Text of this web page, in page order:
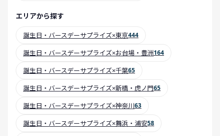
エリアから探す
誕生日・バースデーサプライズ×東京444
誕生日・バースデーサプライズ×お台場・豊洲164
誕生日・バースデーサプライズ×千葉65
誕生日・バースデーサプライズ×新橋・虎ノ門65
誕生日・バースデーサプライズ×神奈川63
誕生日・バースデーサプライズ×舞浜・浦安58